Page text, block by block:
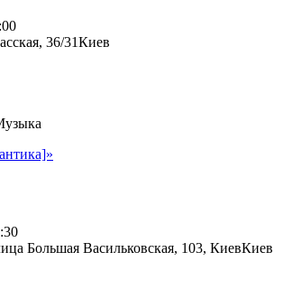
36/31Киев
Большая Васильковская, 103, КиевКиев